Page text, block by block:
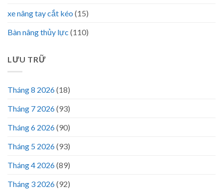
xe nâng tay cắt kéo (15)
Bàn nâng thủy lực (110)
LƯU TRỮ
Tháng 8 2026(18)
Tháng 7 2026(93)
Tháng 6 2026(90)
Tháng 5 2026(93)
Tháng 4 2026(89)
Tháng 3 2026(92)